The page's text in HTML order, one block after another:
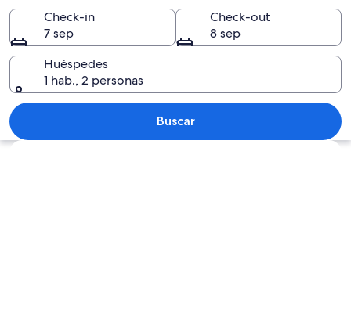
Check-in
7 sep
Check-out
8 sep
Huéspedes
1 hab., 2 personas
Buscar
Explorar mapa